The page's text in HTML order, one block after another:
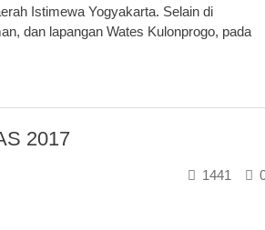
Istimewa Yogyakarta. Selain di
dan lapangan Wates Kulonprogo, pada
2017
1441